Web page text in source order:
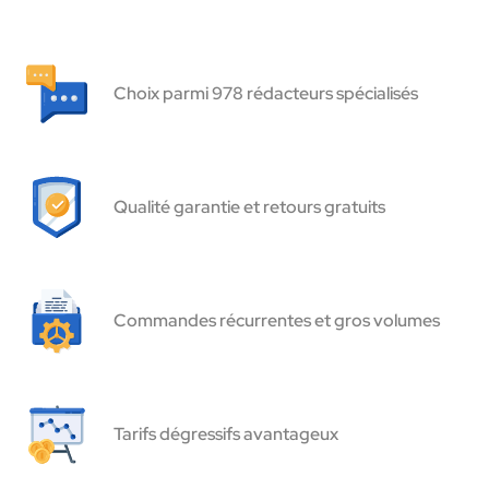
Choix parmi 978 rédacteurs spécialisés
Qualité garantie et retours gratuits
Commandes récurrentes et gros volumes
Tarifs dégressifs avantageux